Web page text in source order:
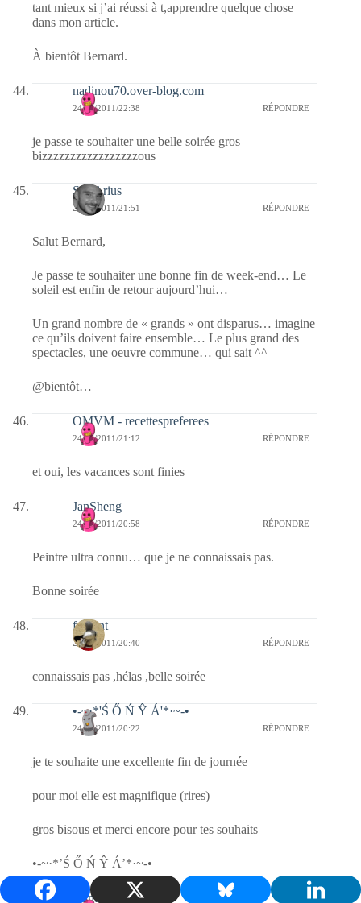
tant mieux si j’ai réussi à t,apprendre quelque chose
dans mon article.
À bientôt Bernard.
nadinou70.over-blog.com
24/07/2011/22:38 RÉPONDRE
je passe te souhaiter une belle soirée gros
bizzzzzzzzzzzzzzzzzous
SD-Arius
24/07/2011/21:51 RÉPONDRE
Salut Bernard,
Je passe te souhaiter une bonne fin de week-end… Le
soleil est enfin de retour aujourd’hui…
Un grand nombre de « grands » ont disparus… imagine
ce qu’ils doivent faire ensemble… Le plus grand des
spectacles, une oeuvre commune… qui sait ^^
@bientôt…
OMVM - recettespreferees
24/07/2011/21:12 RÉPONDRE
et oui, les vacances sont finies
JanSheng
24/07/2011/20:58 RÉPONDRE
Peintre ultra connu… que je ne connaissais pas.
Bonne soirée
fulgent
24/07/2011/20:40 RÉPONDRE
connaissais pas ,hélas ,belle soirée
•-~·*'Ś Ő Ń Ŷ Á'*·~-•
24/07/2011/20:22 RÉPONDRE
je te souhaite une excellente fin de journée
pour moi elle est magnifique (rires)
gros bisous et merci encore pour tes souhaits
•-~·*’Ś Ő Ń Ŷ Á’*·~-•
mamalilou